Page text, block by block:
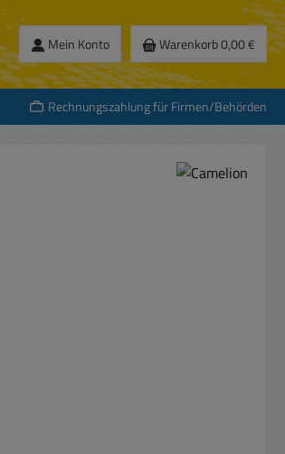
Mein Konto Warenkorb0,00 €
Rechnungszahlung für Firmen/Behörden